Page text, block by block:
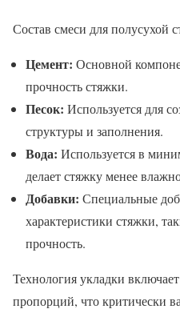
Состав смеси для полусухой
Цемент: Основной
прочность стяжки.
Песок: Используется для
структуры и заполнения.
Вода: Используется в
делает стяжку менее
Добавки: Специальные
характеристики стяжки,
прочность.
Технология укладки
пропорций, что критически